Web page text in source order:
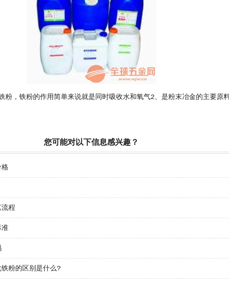
粉，铁粉的作用简单来说就是同时吸收水和氧气2、是粉末冶金的主要原
您可能对以下信息感兴趣？
格
程
准
粉的区别是什么?